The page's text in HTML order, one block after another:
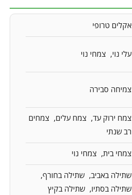
אקלים טרופי
עלי נוי צמחי נוי
צמיחה סבירה
צמח ירוק עד צמח עלים
צמחים
רב שנתי
צמחי בית צמחי נוי
שתילה באביב שתילה בחורף
שתילה בסתיו
שתילה בקיץ